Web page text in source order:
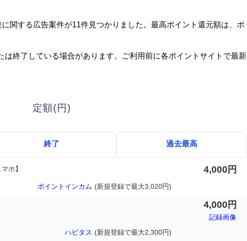
関する広告案件が11件見つかりました。最高ポイント還元額は、ポ
終了している場合があります。ご利用前に各ポイントサイトで最新
定額(円)
終了 過去最高
マホ】 4,000円
ポイントインカム (新規登録で最大3,020円)
4,000円
記録画像
ハピタス (新規登録で最大2,300円)